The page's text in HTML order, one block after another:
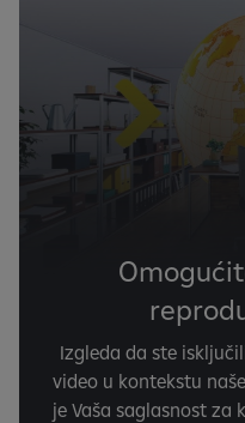
Izgleda da ste
video u kontekstu
je Vaša saglasnost za